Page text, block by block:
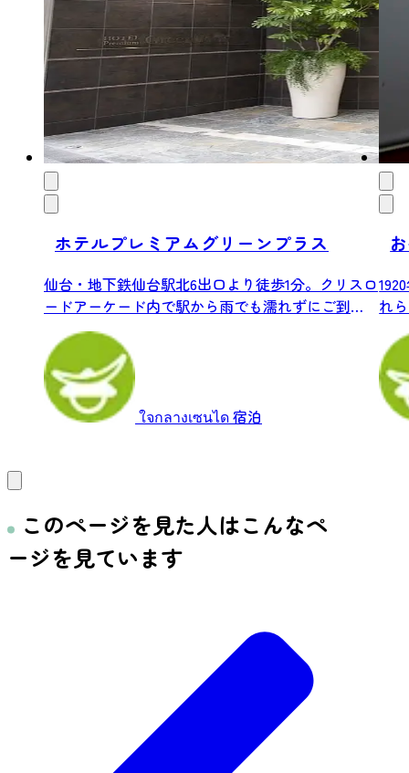
ホテルプレミアムグリーンプラス
仙台・地下鉄仙台駅北6出口より徒歩1分。クリスロ
ードアーケード内で駅から雨でも濡れずにご到
着。...
ใจกลางเซนได宿泊
れ
このページを見た人はこんなペ
ージを見ています